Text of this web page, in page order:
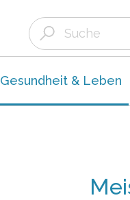
Gesundheit & Leben